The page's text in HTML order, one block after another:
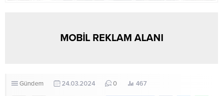
MOBİL REKLAM ALANI
Gündem 24.03.2024 0 467